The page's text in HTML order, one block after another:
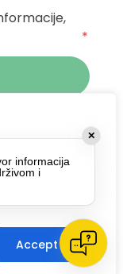
experience,
analyze our
to our use
Accept All
*
za
te se
✕
informacija
i